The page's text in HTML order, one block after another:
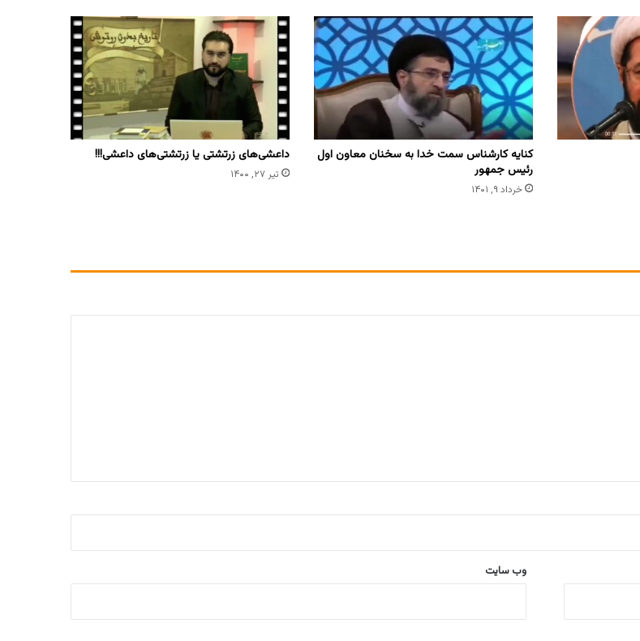
کنایه کارشناس سمت خدا به سخنان معاون اول
رئیس جمهور
خرداد ۹, ۱۴۰۱
داعشی‌های زرتشتی یا زرتشتی‌های داعشی!!!
تیر ۲۷, ۱۴۰۰
وب‌ سایت